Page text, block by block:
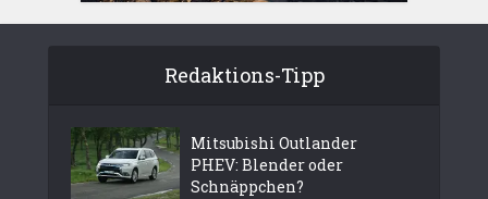
Redaktions-Tipp
Mitsubishi Outlander
PHEV: Blender oder
Schnäppchen?